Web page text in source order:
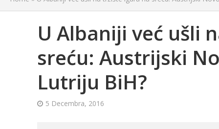
U Albaniji već ušli
sreću: Austrijski
Lutriju BiH?
5 Decembra, 2016